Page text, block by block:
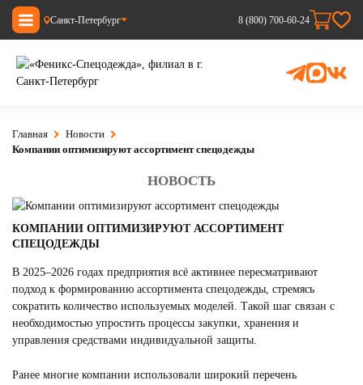
Санкт-Петербург 8 (800) 700-60-24
Главная
Новости
Компании оптимизируют ассортимент спецодежды
НОВОСТЬ
КОМПАНИИ ОПТИМИЗИРУЮТ АССОРТИМЕНТ
СПЕЦОДЕЖДЫ
В 2025–2026 годах предприятия всё активнее пересматривают
подход к формированию ассортимента спецодежды, стремясь
сократить количество используемых моделей. Такой шаг связан с
необходимостью упростить процессы закупки, хранения и
управления средствами индивидуальной защиты.
Ранее многие компании использовали широкий перечень